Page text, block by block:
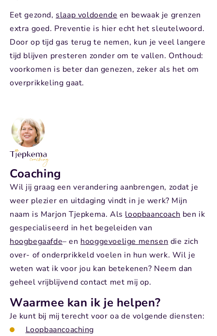
Eet gezond, slaap voldoende en bewaak je grenzen
extra goed. Preventie is hier echt het sleutelwoord.
Door op tijd gas terug te nemen, kun je veel langere
tijd blijven presteren zonder om te vallen. Onthoud:
voorkomen is beter dan genezen, zeker als het om
overprikkeling gaat.
Coaching
Wil jij graag een verandering aanbrengen, zodat je
weer plezier en uitdaging vindt in je werk? Mijn
naam is Marjon Tjepkema. Als loopbaancoach ben ik
gespecialiseerd in het begeleiden van
hoogbegaafde– en hooggevoelige mensen die zich
over- of onderprikkeld voelen in hun werk. Wil je
weten wat ik voor jou kan betekenen? Neem dan
geheel vrijblijvend contact met mij op.
Waarmee kan ik je helpen?
Je kunt bij mij terecht voor oa de volgende diensten:
Loopbaancoaching